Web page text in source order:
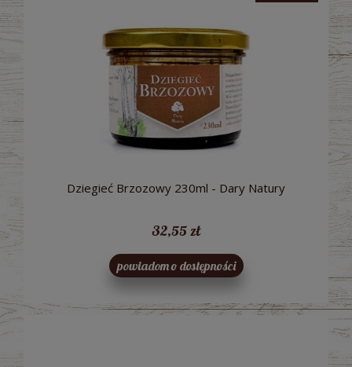
Dziegieć Brzozowy 230ml - Dary Natury
32,55 zł
powiadom o dostępności